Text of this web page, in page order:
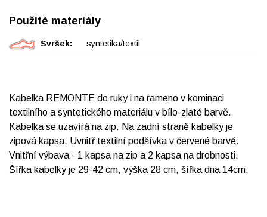
Použité materiály
Svršek: syntetika/textil
Kabelka REMONTE do ruky i na rameno v kominaci
textilního a syntetického materiálu v bílo-zlaté barvě.
Kabelka se uzavírá na zip. Na zadní straně kabelky je
zipová kapsa. Uvnitř textilní podšívka v červené barvě.
Vnitřní výbava - 1 kapsa na zip a 2 kapsa na drobnosti.
Šířka kabelky je 29-42 cm, výška 28 cm, šířka dna 14cm.